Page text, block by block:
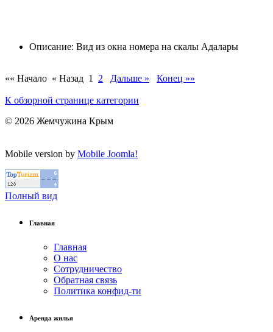
Описание: Вид из окна номера на скалы Адалары
«« Начало « Назад 1 2 Дальше » Конец »»
К обзорной странице категории
© 2026 Жемчужина Крым
Mobile version by Mobile Joomla!
Полный вид
Главная
Главная
О нас
Сотрудничество
Обратная связь
Политика конфид-ти
Аренда жилья